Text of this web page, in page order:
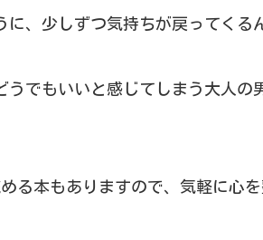
に、少しずつ気持ちが戻ってくる
うでもいいと感じてしまう大人
る本もありますので、気軽に心